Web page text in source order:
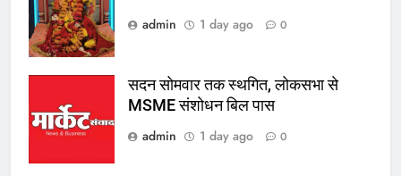
admin
1 day ago 0
सदन सोमवार तक स्थगित, लोकसभा से
MSME संशोधन बिल पास
admin
1 day ago 0